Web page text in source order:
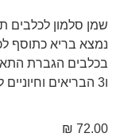
שמן סלמון לכלבים
נמצא בריא כתוסף
ו3 הבריאים וחיוניים לכלבים
₪ 72.00